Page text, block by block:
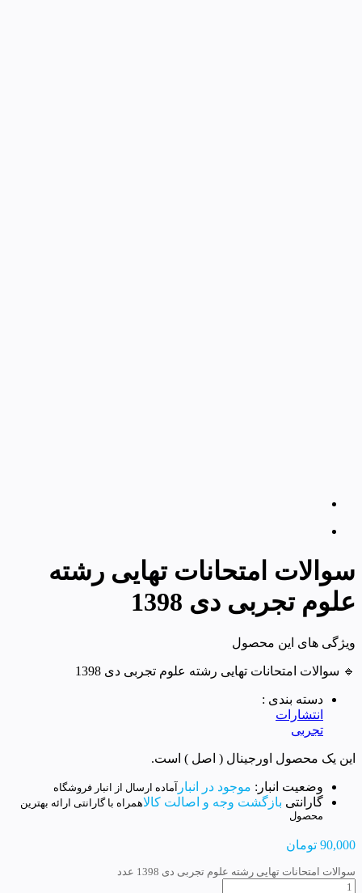
سوالات امتحانات تهایی رشته
علوم تجربی دی 1398
ویژگی های این محصول
🔹 سوالات امتحانات تهایی رشته علوم تجربی دی 1398
دسته بندی :
انتشارات
تجربی
این یک محصول اورجینال ( اصل ) است.
وضعیت انبار: موجود در انبار آماده ارسال از انبار فروشگاه
گارانتی بازگشت وجه و اصالت کالاهمراه با گارانتی ارائه بهترین
محصول
90,000 تومان
سوالات امتحانات تهایی رشته علوم تجربی دی 1398 عدد